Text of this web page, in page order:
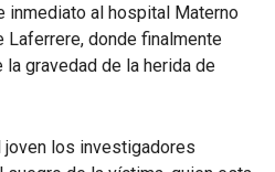
inmediato al hospital Materno
Laferrere, donde finalmente
gravedad de la herida de
joven los investigadores